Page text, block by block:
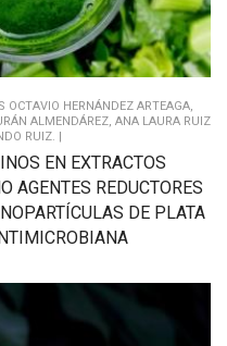
OCTAVIO HERNÁNDEZ ARTEAGA,
ALMENDÁREZ, ANA LAURA RUIZ
RUIZ. |
EN EXTRACTOS
AGENTES REDUCTORES
DE PLATA